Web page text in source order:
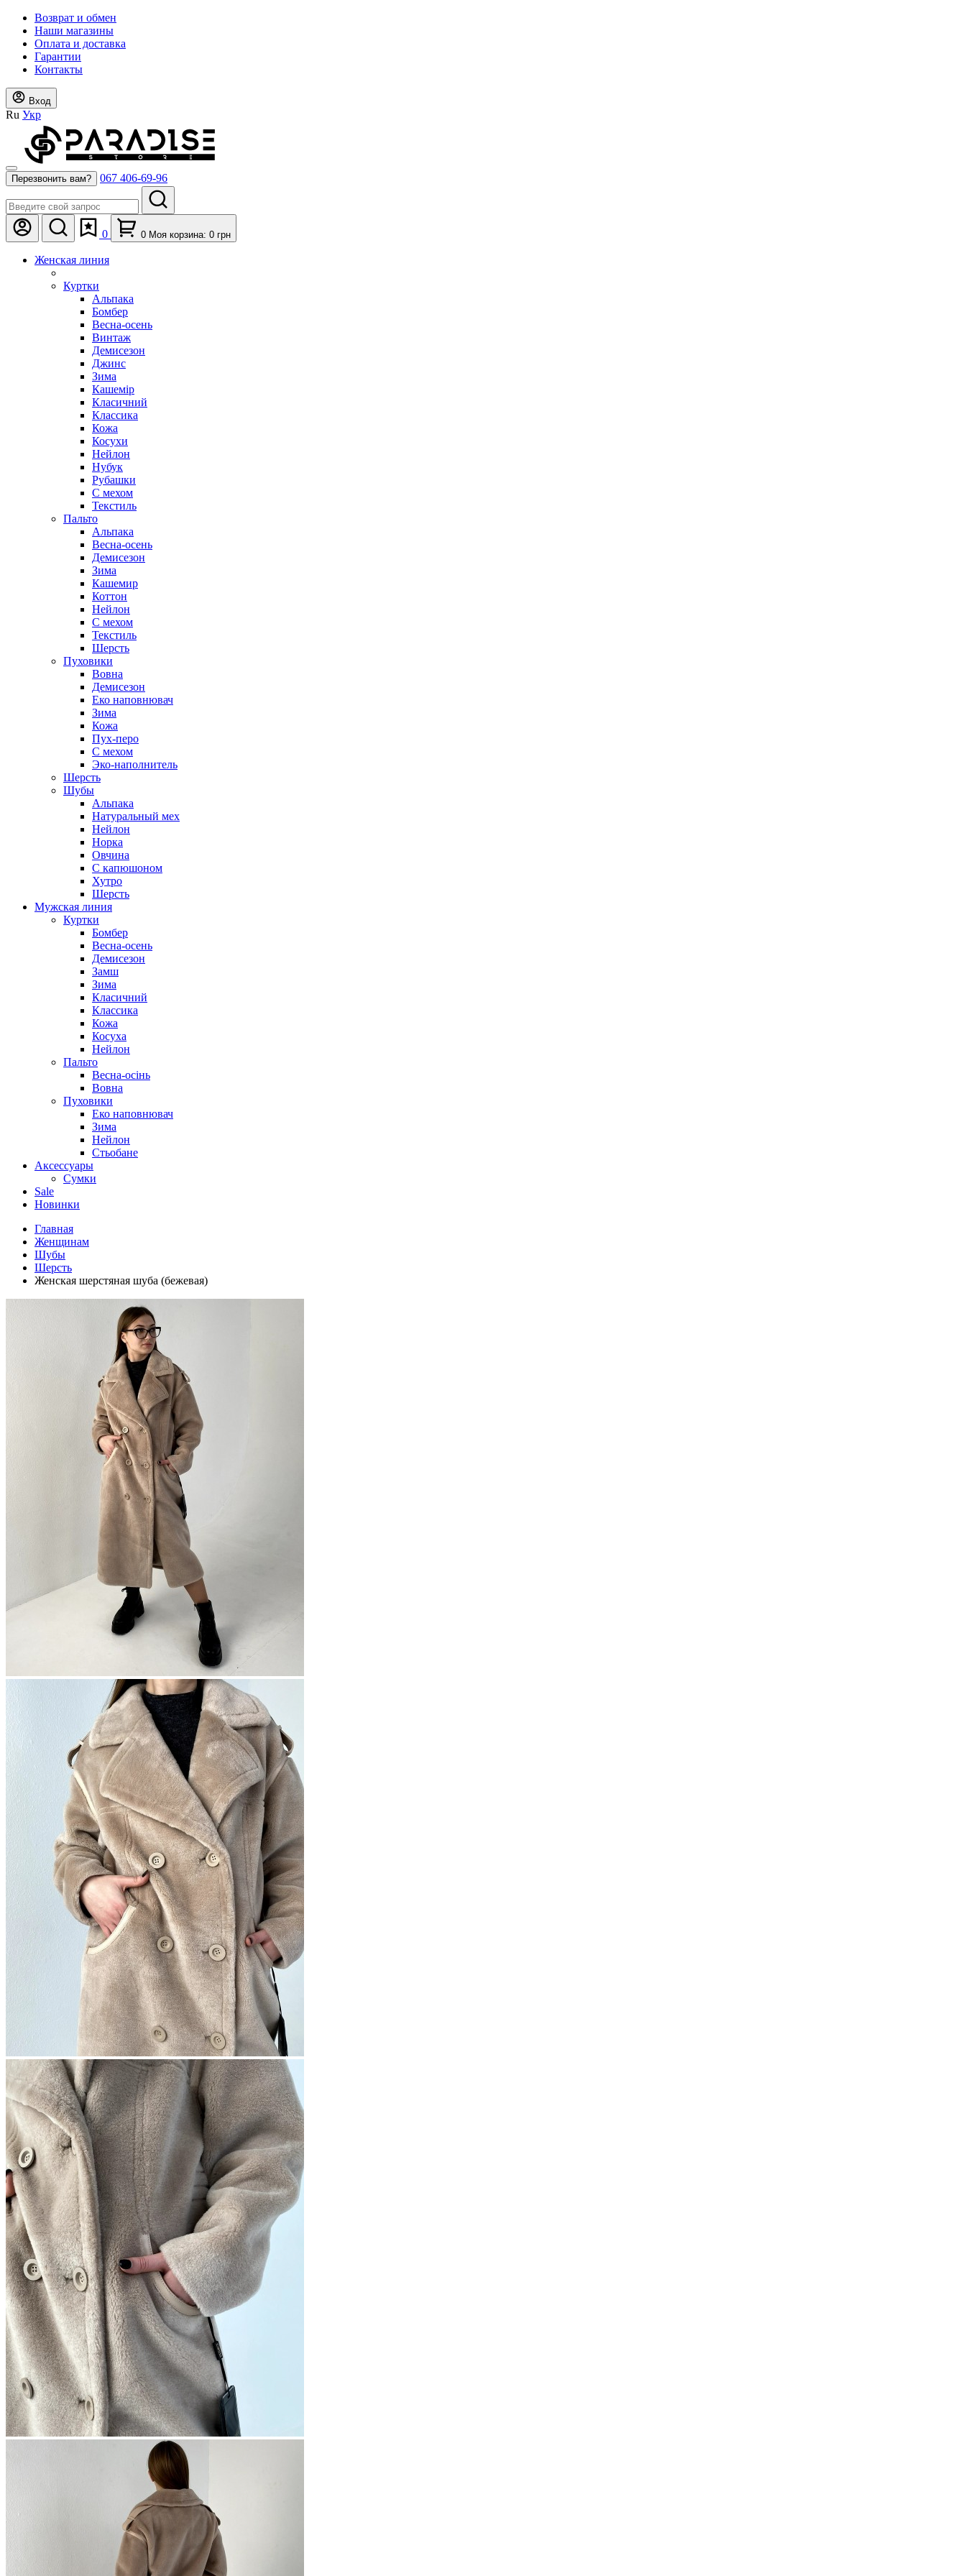
Возврат и обмен
Наши магазины
Оплата и доставка
Гарантии
Контакты
Вход
Ru Укр
Перезвонить вам? 067 406-69-96
0 0 Моя корзина: 0 грн
Женская линия
Куртки
Альпака
Бомбер
Весна-осень
Винтаж
Демисезон
Джинс
Зима
Кашемір
Класичний
Классика
Кожа
Косухи
Нейлон
Нубук
Рубашки
С мехом
Текстиль
Пальто
Альпака
Весна-осень
Демисезон
Зима
Кашемир
Коттон
Нейлон
С мехом
Текстиль
Шерсть
Пуховики
Вовна
Демисезон
Еко наповнювач
Зима
Кожа
Пух-перо
С мехом
Эко-наполнитель
Шерсть
Шубы
Альпака
Натуральный мех
Нейлон
Норка
Овчина
С капюшоном
Хутро
Шерсть
Мужская линия
Куртки
Бомбер
Весна-осень
Демисезон
Замш
Зима
Класичний
Классика
Кожа
Косуха
Нейлон
Пальто
Весна-осінь
Вовна
Пуховики
Еко наповнювач
Зима
Нейлон
Стьобане
Аксессуары
Сумки
Sale
Новинки
Главная
Женщинам
Шубы
Шерсть
Женская шерстяная шуба (бежевая)